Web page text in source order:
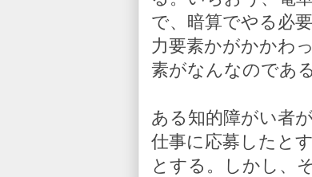
で、暗算でやる必
力要素かがかかわ
素がなんなのであ
ある知的障がい者
仕事に応募したと
とする。しかし、